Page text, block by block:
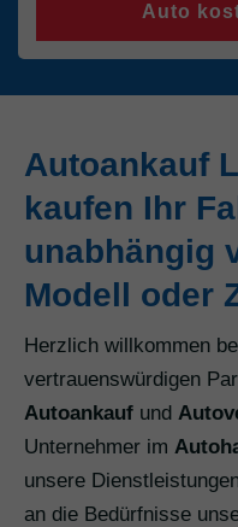
Auto
Autoankauf
kaufen Ihr
unabhängig
Modell oder
Herzlich willkommen
vertrauenswürdigen
Autoankauf und
Unternehmer im
unsere
an die Bedürfnisse